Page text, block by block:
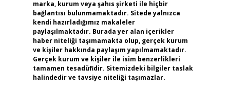
marka, kurum veya şahıs şirketi ile hiçbir
bağlantısı bulunmamaktadır. Sitede yalnızca
kendi hazırladığımız makaleler
paylaşılmaktadır. Burada yer alan içerikler
haber niteliği taşımamakta olup, gerçek kurum
ve kişiler hakkında paylaşım yapılmamaktadır.
Gerçek kurum ve kişiler ile isim benzerlikleri
tamamen tesadüfidir. Sitemizdeki bilgiler taslak
halindedir ve tavsiye niteliği taşımazlar.